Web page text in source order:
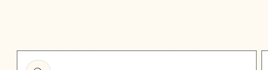
direct naar